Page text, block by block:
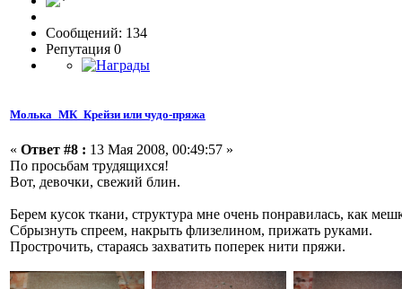
Сообщений: 134
Репутация 0
Молька_МК_Крейзи или чудо-пряжа
« Ответ #8 : 13 Мая 2008, 00:49:57 »
По просьбам трудящихся!
Вот, девочки, свежий блин.
Берем кусок ткани, структура мне очень понравилась, как
Сбрызнуть спреем, накрыть флизелином, прижать руками.
Прострочить, стараясь захватить поперек нити пряжи.